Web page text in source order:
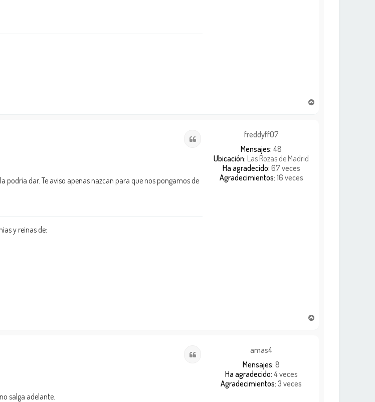
freddyff07
Mensajes: 48
Ubicación: Las Rozas de Madrid
Ha agradecido: 67 veces
Agradecimientos: 16 veces
podría dar. Te aviso apenas nazcan para que nos pongamos de
y reinas de:
amas4
Mensajes: 8
Ha agradecido: 4 veces
Agradecimientos: 3 veces
salga adelante.